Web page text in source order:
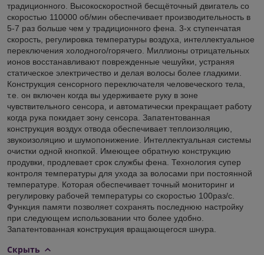
традиционного. Высокоскоростной бесщёточный двигатель со
скоростью 110000 об/мин обеспечивает производительность в
5-7 раз больше чем у традиционного фена. 3-х ступенчатая
скорость, регулировка температуры воздуха, интеллектуальное
переключения холодного/горячего. Миллионы отрицательных
ионов восстанавливают поврежденные чешуйки, устраняя
статическое электричество и делая волосы более гладкими.
Конструкция сенсорного переключателя человеческого тела,
т.е. он включен когда вы удерживаете руку в зоне
чувствительного сенсора, и автоматически прекращает работу
когда рука покидает зону сенсора. Запатентованная
конструкция воздух отвода обеспечивает теплоизоляцию,
звукоизоляцию и шумопонижение. Интеллектуальная системы
очистки одной кнопкой. Имеющее обратную конструкцию
продувки, продлевает срок службы фена. Технология супер
контроля температуры для ухода за волосами при постоянной
температуре. Которая обеспечивает точный мониторинг и
регулировку рабочей температуры со скоростью 100раз/с.
Функция памяти позволяет сохранять последнюю настройку
при следующем использовании что более удобно.
Запатентованная конструкция вращающегося шнура.
Скрыть